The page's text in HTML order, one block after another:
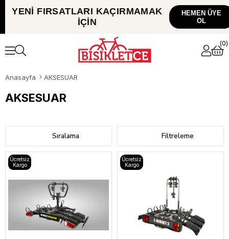
YENİ FIRSATLARI KAÇIRMAMAK
İÇİN
HEMEN ÜYE
OL
0
Anasayfa AKSESUAR
AKSESUAR
Filtreleme
Sıralama
Ücretsiz
Kargo
Ücretsiz
Kargo